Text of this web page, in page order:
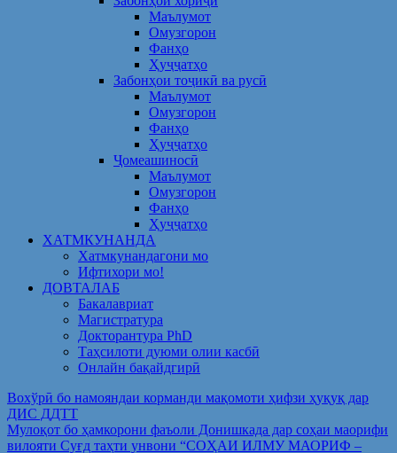
Маълумот
Омузгорон
Фанҳо
Ҳуҷҷатҳо
Забонҳои тоҷикӣ ва русӣ
Маълумот
Омузгорон
Фанҳо
Ҳуҷҷатҳо
Ҷомеашиносӣ
Маълумот
Омузгорон
Фанҳо
Ҳуҷҷатҳо
ХАТМКУНАНДА
Хатмкунандагони мо
Ифтихори мо!
ДОВТАЛАБ
Бакалавриат
Магистратура
Докторантура PhD
Таҳсилоти дуюми олии касбӣ
Онлайн бақайдгирӣ
Вохўрӣ бо намояндаи корманди мақомоти ҳифзи ҳуқуқ дар
ДИС ДДТТ
Мулоқот бо ҳамкорони фаъоли Донишкада дар соҳаи маорифи
вилояти Суғд таҳти унвони “СОҲАИ ИЛМУ МАОРИФ –